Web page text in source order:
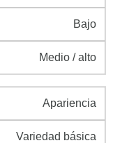
Bajo
Medio / alto
Apariencia
Variedad básica